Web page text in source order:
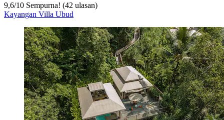
9,6/10 Sempurna! (42 ulasan)
Kayangan Villa Ubud